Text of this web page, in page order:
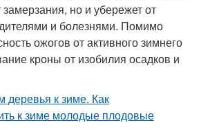
замерзания, но и убережет от
и болезнями. Помимо
ожогов от активного зимнего
кроны от изобилия осадков и